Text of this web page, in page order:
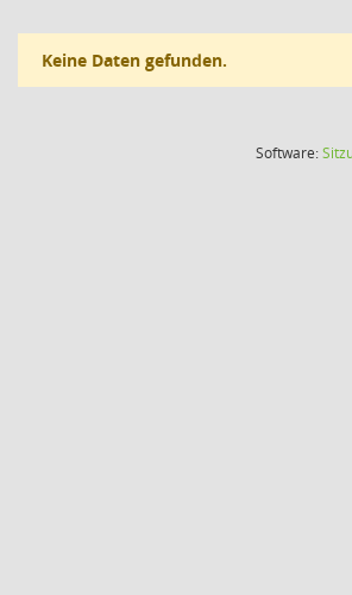
Keine Daten gefunden.
Software: